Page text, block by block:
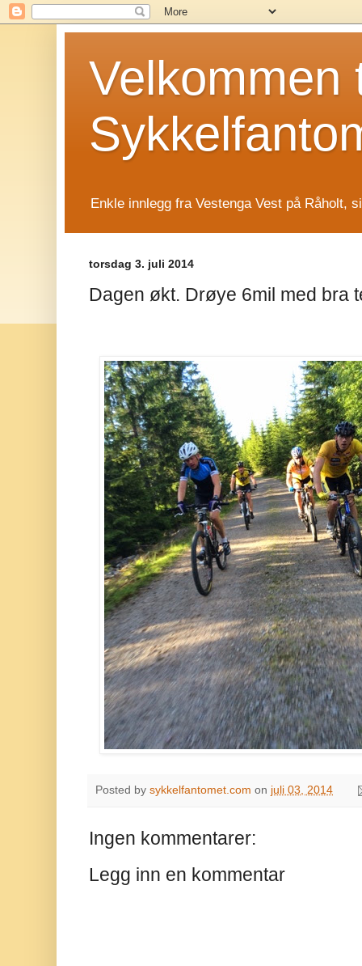
Velkommen
Enkle innlegg fra Vestenga Vest på Råholt,
torsdag 3. juli 2014
Dagen økt. Drøye 6mil med bra
Posted by sykkelfantomet.com on juli 03, 2014
Ingen kommentarer:
Legg inn en kommentar